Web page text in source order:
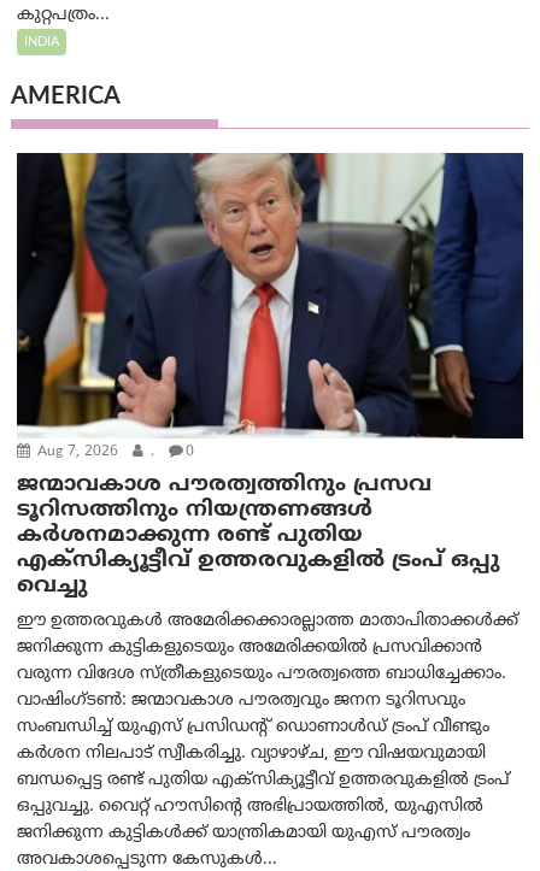
കുറ്റപത്രം...
INDIA
AMERICA
Aug 7, 2026 . 0
ജന്മാവകാശ പൗരത്വത്തിനും പ്രസവ
ടൂറിസത്തിനും നിയന്ത്രണങ്ങൾ
കർശനമാക്കുന്ന രണ്ട് പുതിയ
എക്സിക്യൂട്ടീവ് ഉത്തരവുകളിൽ ട്രംപ് ഒപ്പു
വെച്ചു
ഈ ഉത്തരവുകൾ അമേരിക്കക്കാരല്ലാത്ത മാതാപിതാക്കൾക്ക്
ജനിക്കുന്ന കുട്ടികളുടെയും അമേരിക്കയിൽ പ്രസവിക്കാൻ
വരുന്ന വിദേശ സ്ത്രീകളുടെയും പൗരത്വത്തെ ബാധിച്ചേക്കാം.
വാഷിംഗ്ടണ്‍: ജന്മാവകാശ പൗരത്വവും ജനന ടൂറിസവും
സംബന്ധിച്ച് യുഎസ് പ്രസിഡന്റ് ഡൊണാൾഡ് ട്രംപ് വീണ്ടും
കർശന നിലപാട് സ്വീകരിച്ചു. വ്യാഴാഴ്ച, ഈ വിഷയവുമായി
ബന്ധപ്പെട്ട രണ്ട് പുതിയ എക്സിക്യൂട്ടീവ് ഉത്തരവുകളിൽ ട്രംപ്
ഒപ്പുവച്ചു. വൈറ്റ് ഹൗസിന്റെ അഭിപ്രായത്തിൽ, യുഎസിൽ
ജനിക്കുന്ന കുട്ടികൾക്ക് യാന്ത്രികമായി യുഎസ് പൗരത്വം
അവകാശപ്പെടുന്ന കേസുകൾ...